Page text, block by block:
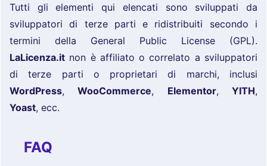
Tutti gli elementi qui elencati sono sviluppati da
sviluppatori di terze parti e ridistribuiti secondo i
termini della General Public License (GPL).
LaLicenza.it non è affiliato o correlato a sviluppatori
di terze parti o proprietari di marchi, inclusi
WordPress,WooCommerce, Elementor,YITH,
Yoast, ecc.
FAQ